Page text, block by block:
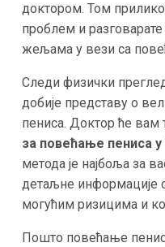
доктором. Том
проблем и
жељама у вези са
Следи физички
добије представу о
пениса. Доктор ће вам
за повећање пениса у
метода је најбоља за
детаљне информације
могућим ризицима и
Пошто повећање